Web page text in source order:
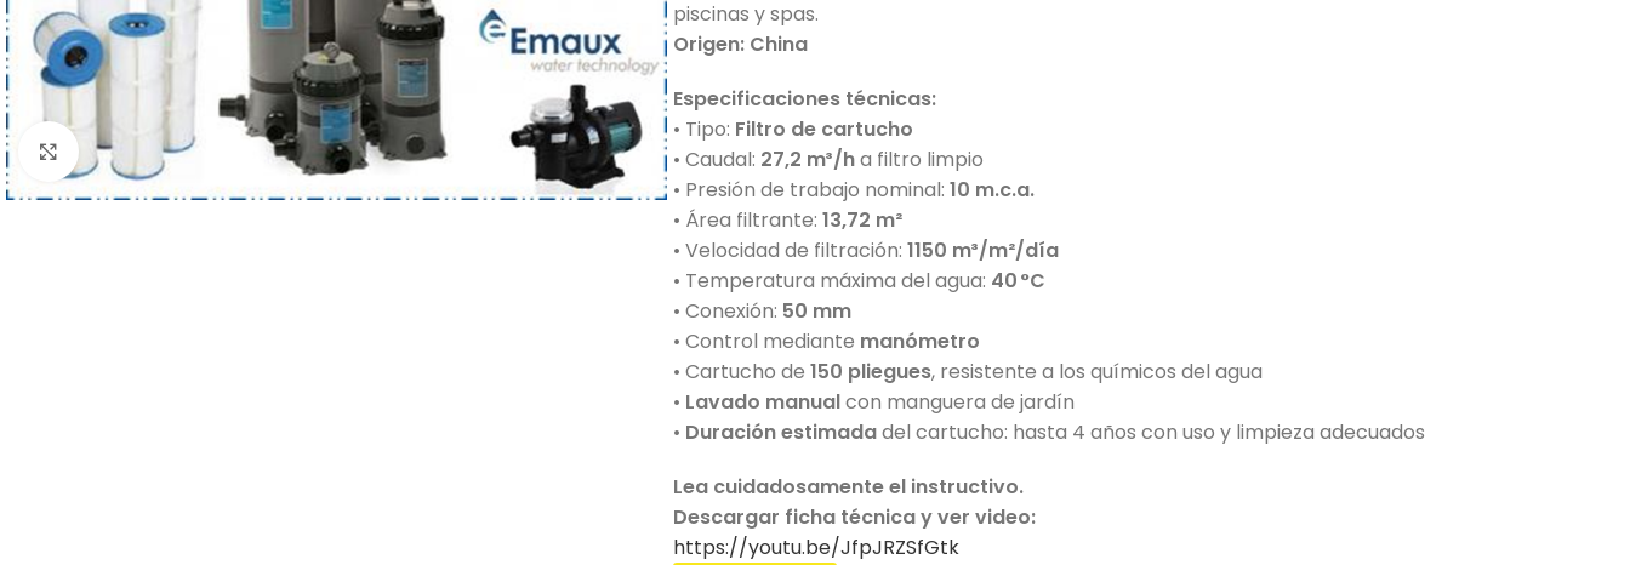
Haga clic para ampliar
piscinas y spas.
Origen: China
Especificaciones técnicas:
• Tipo: Filtro de cartucho
• Caudal: 27,2 m³/ha filtro limpio
• Presión de trabajo nominal: 10 m.c.a.
• Área filtrante: 13,72 m²
• Velocidad de filtración: 1150 m³/m²/día
• Temperatura máxima del agua: 40 °C
• Conexión: 50 mm
• Control mediante manómetro
• Cartucho de 150 pliegues, resistente a los químicos del agua
• Lavado manualcon manguera de jardín
• Duración estimadadel cartucho: hasta 4 años con uso y limpieza adecuados
Lea cuidadosamente el instructivo.
Descargar ficha técnica y ver video:
https://youtu.be/JfpJRZSfGtk